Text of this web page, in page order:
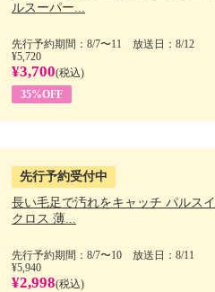
ルスーパー...
先行予約期間：8/7〜11 放送日：8/12
¥5,720
¥3,700(税込)
35%OFF
先行予約受付中
長い毛足で汚れをキャッチ パルスイ
クロス 薄...
先行予約期間：8/7〜10 放送日：8/11
¥5,940
¥2,998(税込)